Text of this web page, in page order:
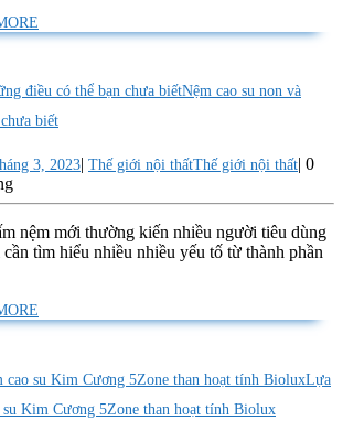
điều có thể bạn chưa biếtNệm cao su non và
biết
3, 2023| Thế giới nội thấtThế giới nội thất| 0
nệm mới thường kiến nhiều người tiêu dùng
tìm hiểu nhiều nhiều yếu tố từ thành phần
cao su Kim Cương 5Zone than hoạt tính BioluxLựa
su Kim Cương 5Zone than hoạt tính Biolux